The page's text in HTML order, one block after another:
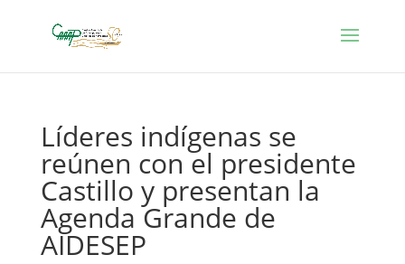
Líderes indígenas se
reúnen con el presidente
Castillo y presentan la
Agenda Grande de
AIDESEP